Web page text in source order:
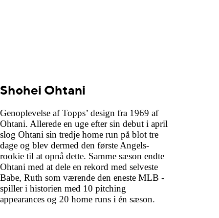
Shohei Ohtani
Genoplevelse af Topps’ design fra 1969 af
Ohtani. Allerede en uge efter sin debut i april
slog Ohtani sin tredje home run på blot tre
dage og blev dermed den første Angels-
rookie til at opnå dette. Samme sæson endte
Ohtani med at dele en rekord med selveste
Babe, Ruth som værende den eneste MLB -
spiller i historien med 10 pitching
appearances og 20 home runs i én sæson.